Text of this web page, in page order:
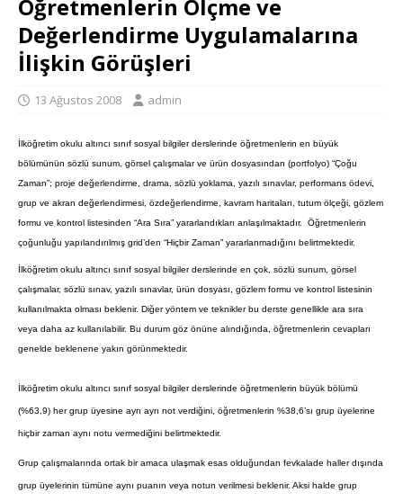
Öğretmenlerin Ölçme ve
Değerlendirme Uygulamalarına
İlişkin Görüşleri
13 Ağustos 2008 admin
İlköğretim okulu altıncı sınıf sosyal bilgiler derslerinde öğretmenlerin en büyük
bölümünün sözlü sunum, görsel çalışmalar ve ürün dosyasından (portfolyo) “Çoğu
Zaman”; proje değerlendirme, drama, sözlü yoklama, yazılı sınavlar, performans ödevi,
grup ve akran değerlendirmesi, özdeğerlendirme, kavram haritaları, tutum ölçeği, gözlem
formu ve kontrol listesinden “Ara Sıra” yararlandıkları anlaşılmaktadır.
Öğretmenlerin
çoğunluğu yapılandırılmış grid’den “Hiçbir Zaman” yararlanmadığını belirtmektedir.
İlköğretim okulu altıncı sınıf sosyal bilgiler derslerinde en çok, sözlü sunum, görsel
çalışmalar, sözlü sınav, yazılı sınavlar, ürün dosyası, gözlem formu ve kontrol listesinin
kullanılmakta olması beklenir. Diğer yöntem ve teknikler bu derste genellikle ara sıra
veya daha az kullanılabilir. Bu durum göz önüne alındığında, öğretmenlerin cevapları
genelde beklenene yakın görünmektedir.
İlköğretim okulu altıncı sınıf sosyal bilgiler derslerinde öğretmenlerin büyük bölümü
(%63,9) her grup üyesine ayrı ayrı not verdiğini, öğretmenlerin %38,6’sı grup üyelerine
hiçbir zaman aynı notu vermediğini belirtmektedir.
Grup çalışmalarında ortak bir amaca ulaşmak esas olduğundan fevkalade haller dışında
grup üyelerinin tümüne aynı puanın veya notun verilmesi beklenir. Aksi halde grup